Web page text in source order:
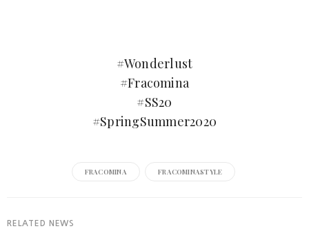
#Wonderlust
#Fracomina
#SS20
#SpringSummer2020
FRACOMINA FRACOMINASTYLE
RELATED NEWS